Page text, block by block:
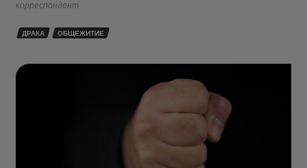
корреспондент
ДРАКА ОБЩЕЖИТИЕ